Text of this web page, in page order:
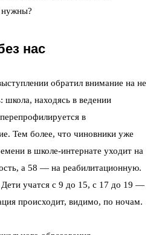
нужны?
нас
обратил внимание на не
школа, находясь в ведении
в
Тем более, что чиновники уже
в школе-интернате уходит на
а 58 — на реабилитационную.
учатся с 9 до 15, с 17 до 19 —
происходит, видимо, по ночам.